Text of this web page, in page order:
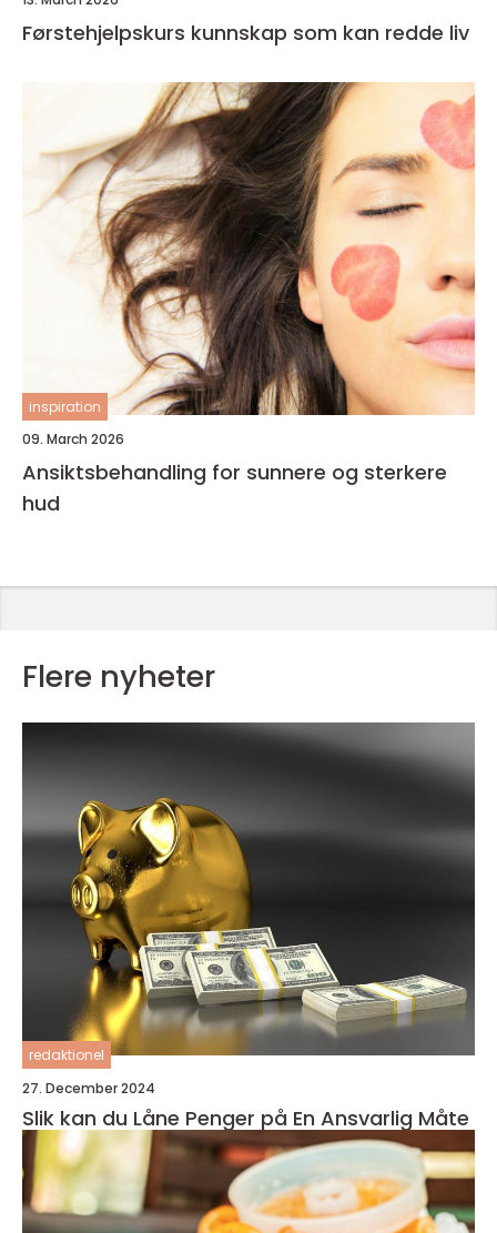
Førstehjelpskurs kunnskap som kan redde liv
inspiration
09. March 2026
Ansiktsbehandling for sunnere og sterkere
hud
Flere nyheter
redaktionel
27. December 2024
Slik kan du Låne Penger på En Ansvarlig Måte